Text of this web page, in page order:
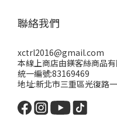
聯絡我們
xctrl2016@gmail.com
本線上商店由鎂客絲商品
統一編號:83169469
地址:新北市三重區光復路